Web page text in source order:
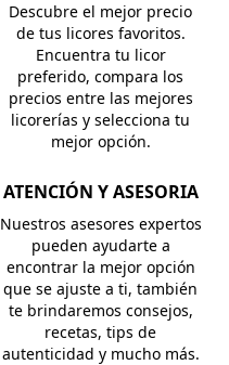
Descubre el mejor precio
de tus licores favoritos.
Encuentra tu licor
preferido, compara los
precios entre las mejores
licorerías y selecciona tu
mejor opción.
ATENCIÓN Y ASESORIA
Nuestros asesores expertos
pueden ayudarte a
encontrar la mejor opción
que se ajuste a ti, también
te brindaremos consejos,
recetas, tips de
autenticidad y mucho más.